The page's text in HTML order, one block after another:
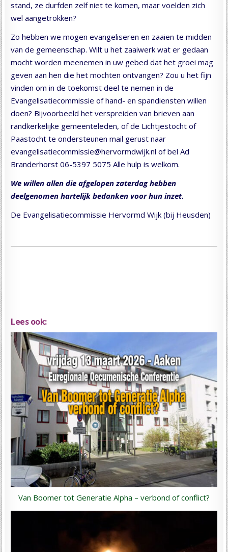
stand, ze durfden zelf niet te komen, maar voelden zich
wel aangetrokken?
Zo hebben we mogen evangeliseren en zaaien te midden
van de gemeenschap. Wilt u het zaaiwerk wat er gedaan
mocht worden meenemen in uw gebed dat het groei mag
geven aan hen die het mochten ontvangen? Zou u het fijn
vinden om in de toekomst deel te nemen in de
Evangelisatiecommissie of hand- en spandiensten willen
doen? Bijvoorbeeld het verspreiden van brieven aan
randkerkelijke gemeenteleden, of de Lichtjestocht of
Paastocht te ondersteunen mail gerust naar
evangelisatiecommissie@hervormdwijk.nl of bel Ad
Branderhorst 06-5397 5075 Alle hulp is welkom.
We willen allen die afgelopen zaterdag hebben
deelgenomen hartelijk bedanken voor hun inzet.
De Evangelisatiecommissie Hervormd Wijk (bij Heusden)
Lees ook:
Van Boomer tot Generatie Alpha – verbond of conflict?